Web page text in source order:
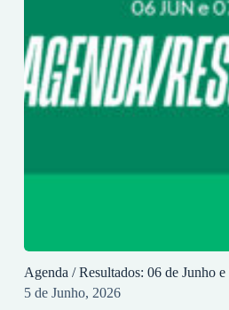
Agenda / Resultados: 06 de Junho
5 de Junho, 2026